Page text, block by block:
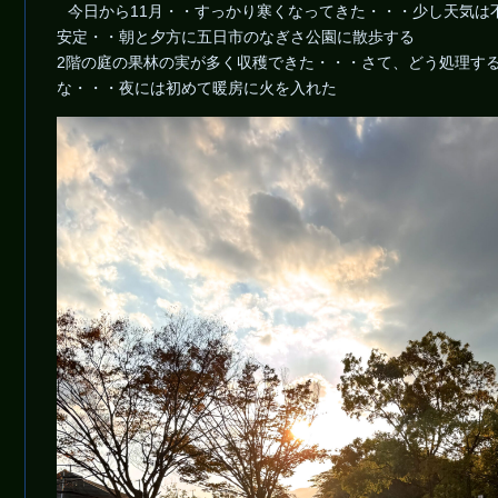
今日から11月・・すっかり寒くなってきた・・・少し天気は
安定・・朝と夕方に五日市のなぎさ公園に散歩する
2階の庭の果林の実が多く収穫できた・・・さて、どう処理す
な・・・夜には初めて暖房に火を入れた